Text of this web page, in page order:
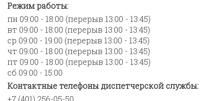
Режим работы:
пн 09:00 - 18:00 (перерыв 13:00 - 13:45)
вт 09:00 - 18:00 (перерыв 13:00 - 13:45)
ср 09:00 - 19:00 (перерыв 13:00 - 13:45)
чт 09:00 - 18:00 (перерыв 13:00 - 13:45)
пт 09:00 - 18:00 (перерыв 13:00 - 13:45)
сб 09:00 - 15:00
Контактные телефоны диспетчерской службы:
+7 (401) 256-05-50